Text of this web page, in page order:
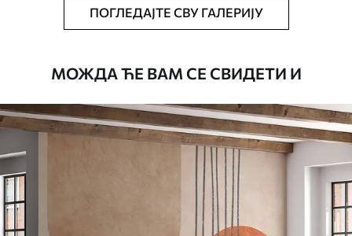
Тапета се може нежно очистити меким
сунђером. Позадине са завршном
водом.
ПОГЛЕДАЈТЕ СВУ ГАЛЕРИЈУ
МОЖДА ЋЕ ВАМ СЕ СВИДЕТИ И